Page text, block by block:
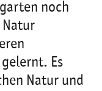
noch
Natur
Es
Natur und